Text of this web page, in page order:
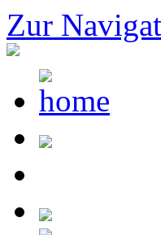
Zur